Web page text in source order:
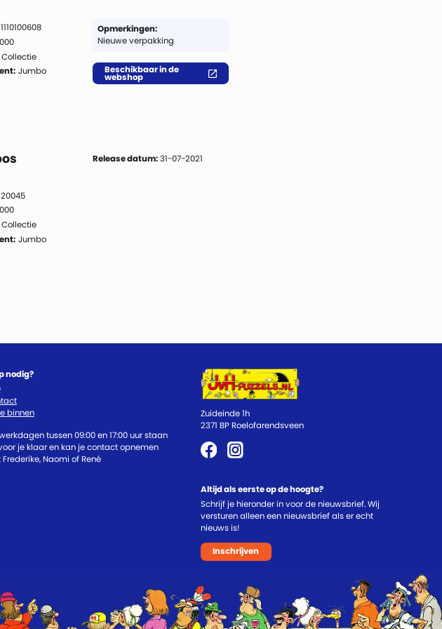
1110100608
Jumbo
Opmerkingen:
Nieuwe verpakking
Beschikbaar in de
webshop
20045
Jumbo
Release datum: 31-07-2021
nodig?
binnen
tussen 09:00 en 17:00 uur staan
je klaar en kan je contact opnemen
Naomi of René
Zuideinde 1h
2371 BP Roelofarendsveen
Altijd als eerste op de hoogte?
Schrijf je hieronder in voor de nieuwsbrief. Wij
versturen alleen een nieuwsbrief als er echt
nieuws is!
Inschrijven